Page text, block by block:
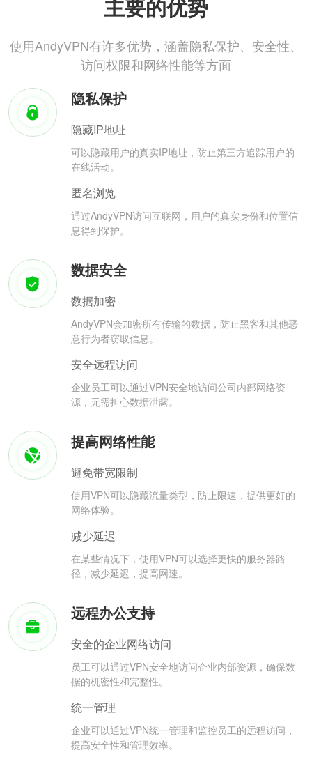
主要的优势
使用AndyVPN有许多优势，涵盖隐私保护、安全性、
访问权限和网络性能等方面
隐私保护
隐藏IP地址
可以隐藏用户的真实IP地址，防止第三方追踪用户的
在线活动。
匿名浏览
通过AndyVPN访问互联网，用户的真实身份和位置信
息得到保护。
数据安全
数据加密
AndyVPN会加密所有传输的数据，防止黑客和其他恶
意行为者窃取信息。
安全远程访问
企业员工可以通过VPN安全地访问公司内部网络资
源，无需担心数据泄露。
提高网络性能
避免带宽限制
使用VPN可以隐藏流量类型，防止限速，提供更好的
网络体验。
减少延迟
在某些情况下，使用VPN可以选择更快的服务器路
径，减少延迟，提高网速。
远程办公支持
安全的企业网络访问
员工可以通过VPN安全地访问企业内部资源，确保数
据的机密性和完整性。
统一管理
企业可以通过VPN统一管理和监控员工的远程访问，
提高安全性和管理效率。